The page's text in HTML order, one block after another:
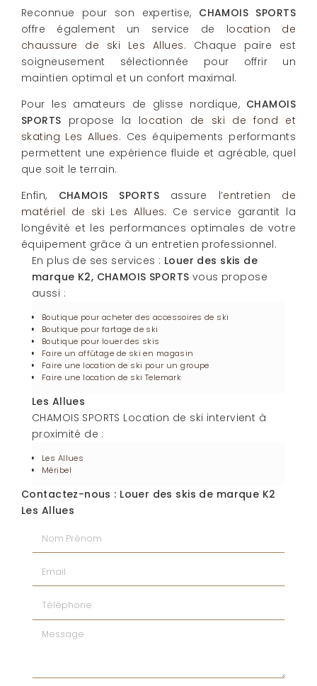
Reconnue pour son expertise, CHAMOIS SPORTS
offre également un service de location de
chaussure de ski Les Allues. Chaque paire est
soigneusement sélectionnée pour offrir un
maintien optimal et un confort maximal.
Pour les amateurs de glisse nordique, CHAMOIS
SPORTS propose la location de ski de fond et
skating Les Allues. Ces équipements performants
permettent une expérience fluide et agréable, quel
que soit le terrain.
Enfin, CHAMOIS SPORTS assure l’entretien de
matériel de ski Les Allues. Ce service garantit la
longévité et les performances optimales de votre
équipement grâce à un entretien professionnel.
En plus de ses services : Louer des skis de
marque K2, CHAMOIS SPORTS vous propose
aussi :
Boutique pour acheter des accessoires de ski
Boutique pour fartage de ski
Boutique pour louer des skis
Faire un affûtage de ski en magasin
Faire une location de ski pour un groupe
Faire une location de ski Telemark
Les Allues
CHAMOIS SPORTS Location de ski intervient à
proximité de :
Les Allues
Méribel
Contactez-nous : Louer des skis de marque K2
Les Allues
Nom Prénom
Email
Téléphone
Message